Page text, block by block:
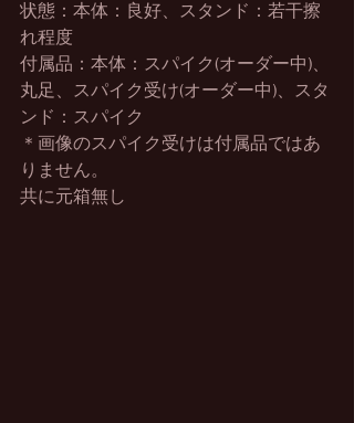
状態：本体：良好、スタンド：若干擦
れ程度
付属品：本体：スパイク(オーダー中)、
丸足、スパイク受け(オーダー中)、スタ
ンド：スパイク
＊画像のスパイク受けは付属品ではあ
りません。
共に元箱無し